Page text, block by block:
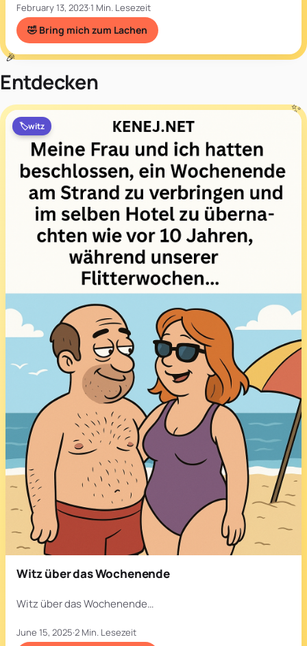
February 13, 2023·1 Min. Lesezeit
🤣 Bring mich zum Lachen
Entdecken
🏷️witz
Witz über das Wochenende
Witz über das Wochenende…
June 15, 2025·2 Min. Lesezeit